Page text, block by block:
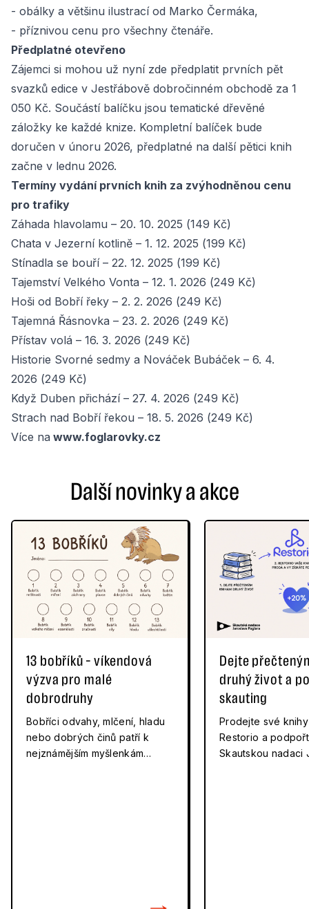
- obálky a většinu ilustrací od Marko Čermáka,
- příznivou cenu pro všechny čtenáře.
Předplatné otevřeno
Zájemci si mohou už nyní zde předplatit prvních pět
svazků edice v Jestřábově dobročinném obchodě za 1
050 Kč. Součástí balíčku jsou tematické dřevěné
záložky ke každé knize. Kompletní balíček bude
doručen v únoru 2026, předplatné na další pětici knih
začne v lednu 2026.
Termíny vydání prvních knih za zvýhodněnou cenu
pro trafiky
Záhada hlavolamu – 20. 10. 2025 (149 Kč)
Chata v Jezerní kotlině – 1. 12. 2025 (199 Kč)
Stínadla se bouří – 22. 12. 2025 (199 Kč)
Tajemství Velkého Vonta – 12. 1. 2026 (249 Kč)
Hoši od Bobří řeky – 2. 2. 2026 (249 Kč)
Tajemná Řásnovka – 23. 2. 2026 (249 Kč)
Přístav volá – 16. 3. 2026 (249 Kč)
Historie Svorné sedmy a Nováček Bubáček – 6. 4.
2026 (249 Kč)
Když Duben přichází – 27. 4. 2026 (249 Kč)
Strach nad Bobří řekou – 18. 5. 2026 (249 Kč)
Více na www.foglarovky.cz
Další novinky a akce
13 bobříků – víkendová
výzva pro malé
dobrodruhy
Bobříci odvahy, mlčení, hladu
nebo dobrých činů patří k
nejznámějším myšlenkám
Dejte
druhý život a
skauting
Prodejte své
Restorio a
Skautskou nadaci